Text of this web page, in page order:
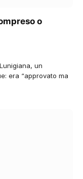
o
un
era “approvato ma